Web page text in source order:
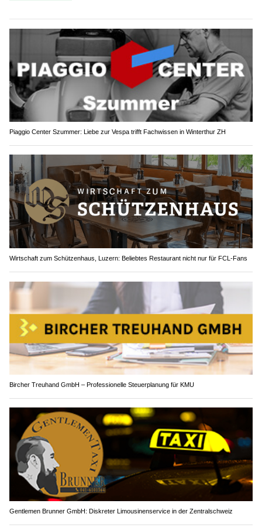
Piaggio Center Szummer: Liebe zur Vespa trifft Fachwissen in Winterthur ZH
Wirtschaft zum Schützenhaus, Luzern: Beliebtes Restaurant nicht nur für FCL-Fans
Bircher Treuhand GmbH – Professionelle Steuerplanung für KMU
Gentlemen Brunner GmbH: Diskreter Limousinenservice in der Zentralschweiz